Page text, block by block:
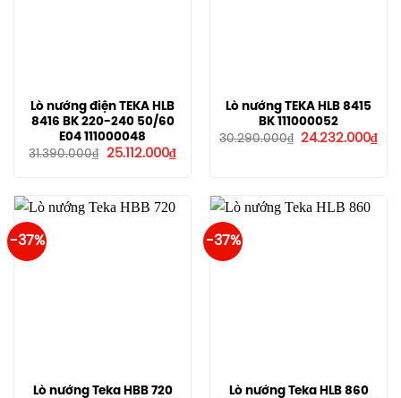
Lò nướng điện TEKA HLB
8416 BK 220-240 50/60
E04 111000048
31.390.000₫
Giá
25.112.000₫Giá
hiện
25.112.000₫.
Lò nướng TEKA HLB 8415
BK 111000052
30.290.000₫
Giá
24.232.000₫Giá
-37%
Lò nướng Teka HBB 720
-37%
Lò nướng Teka HLB 860